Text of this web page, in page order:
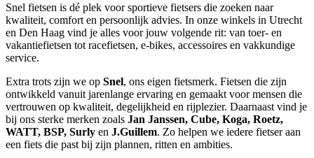
Snel fietsen is dé plek voor sportieve fietsers die zoeken naar
kwaliteit, comfort en persoonlijk advies. In onze winkels in Utrecht
en Den Haag vind je alles voor jouw volgende rit: van toer- en
vakantiefietsen tot racefietsen, e-bikes, accessoires en vakkundige
service.
Extra trots zijn we op Snel, ons eigen fietsmerk. Fietsen die zijn
ontwikkeld vanuit jarenlange ervaring en gemaakt voor mensen die
vertrouwen op kwaliteit, degelijkheid en rijplezier. Daarnaast vind je
bij ons sterke merken zoals Jan Janssen, Cube, Koga, Roetz,
WATT, BSP, Surly en J.Guillem. Zo helpen we iedere fietser aan
een fiets die past bij zijn plannen, ritten en ambities.